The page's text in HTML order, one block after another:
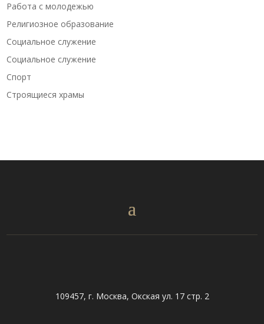
Работа с молодежью
Религиозное образование
Социальное служение
Социальное служение
Спорт
Строящиеся храмы
109457, г. Москва, Окская ул. 17 стр. 2